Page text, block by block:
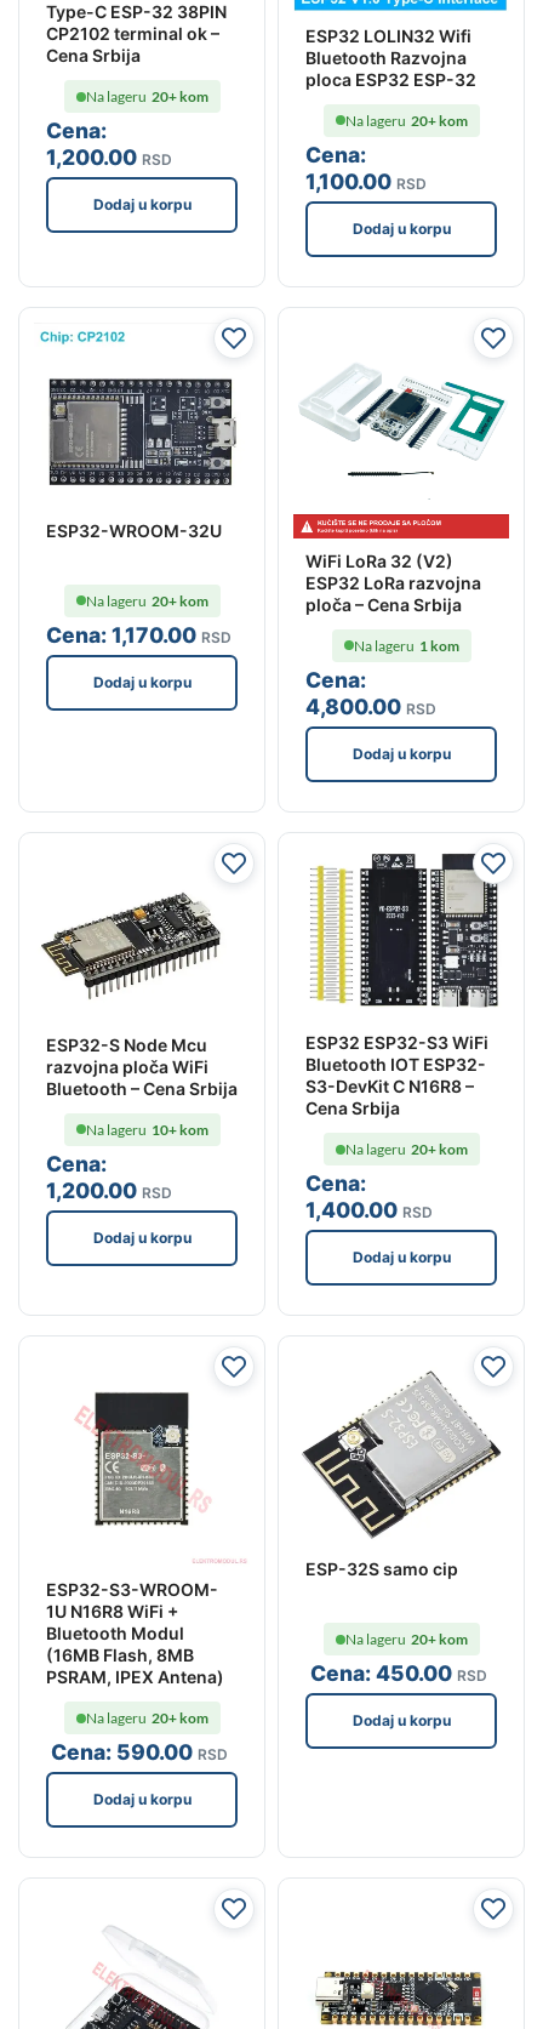
Type-C ESP-32 38PIN
CP2102 terminal ok –
Cena Srbija
Cena:
1,200.00 RSD
Na lageru 20+ kom
Dodaj u korpu
ESP32 LOLIN32 Wifi
Bluetooth Razvojna
ploca ESP32 ESP-32
Cena:
1,100.00 RSD
Na lageru 20+ kom
Dodaj u korpu
ESP32-WROOM-32U
Cena:1,170.00 RSD
Na lageru 20+ kom
Dodaj u korpu
WiFi LoRa 32 (V2)
ESP32 LoRa razvojna
ploča – Cena Srbija
Cena:
4,800.00 RSD
Na lageru 1 kom
Dodaj u korpu
ESP32-S Node Mcu
razvojna ploča WiFi
Bluetooth – Cena Srbija
Cena:
1,200.00 RSD
Na lageru 10+ kom
Dodaj u korpu
ESP32 ESP32-S3 WiFi
Bluetooth IOT ESP32-
S3-DevKit C N16R8 –
Cena Srbija
Cena:
1,400.00 RSD
Na lageru 20+ kom
Dodaj u korpu
ESP32-S3-WROOM-
1U N16R8 WiFi +
Bluetooth Modul
(16MB Flash, 8MB
PSRAM, IPEX Antena)
Cena: 590.00 RSD
Na lageru 20+ kom
Dodaj u korpu
ESP-32S samo cip
Cena:450.00 RSD
Na lageru 20+ kom
Dodaj u korpu